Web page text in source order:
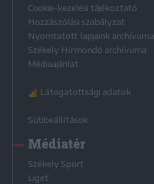
Cookie-kezelési tájékoztató
Hozzászólási szabályzat
Nyomtatott lapjaink archívuma
Székely Hírmondó archívuma
Médiaajánlat
Látogatottsági adatok
Sütibeállítások
Médiatér
Székely Sport
Liget